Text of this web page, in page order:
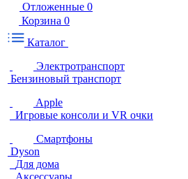
Отложенные 0
Корзина 0
Каталог
Электротранспорт
Бензиновый транспорт
Apple
Игровые консоли и VR очки
Смартфоны
Dyson
Для дома
Аксессуары